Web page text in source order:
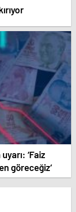
‘Faiz
göreceğiz’